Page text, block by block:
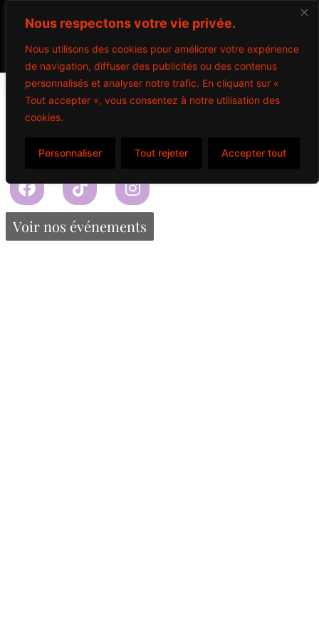
Nous respectons votre vie privée.
Nous utilisons des cookies pour améliorer votre expérience
de navigation, diffuser des publicités ou des contenus
personnalisés et analyser notre trafic. En cliquant sur «
Tout accepter », vous consentez à notre utilisation des
cookies.
Personnaliser Tout rejeter Accepter tout
Chips Lay's
Voir nos événements
Propulsé par Miitems